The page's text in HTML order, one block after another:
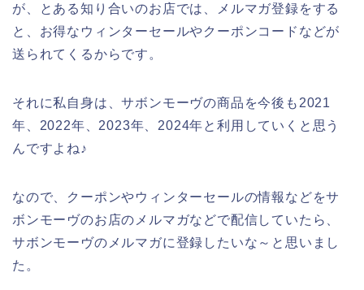
が、とある知り合いのお店では、メルマガ登録をする
と、お得なウィンターセールやクーポンコードなどが
送られてくるからです。
それに私自身は、サボンモーヴの商品を今後も2021
年、2022年、2023年、2024年と利用していくと思う
んですよね♪
なので、クーポンやウィンターセールの情報などをサ
ボンモーヴのお店のメルマガなどで配信していたら、
サボンモーヴのメルマガに登録したいな～と思いまし
た。